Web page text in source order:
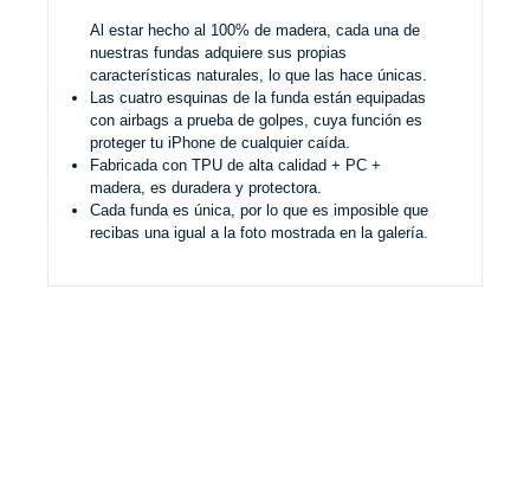
Al estar hecho al 100% de madera, cada una de
nuestras fundas adquiere sus propias
características naturales, lo que las hace únicas.
Las cuatro esquinas de la funda están equipadas
con airbags a prueba de golpes, cuya función es
proteger tu iPhone de cualquier caída.
Fabricada con TPU de alta calidad + PC +
madera, es duradera y protectora.
Cada funda es única, por lo que es imposible que
recibas una igual a la foto mostrada en la galería.